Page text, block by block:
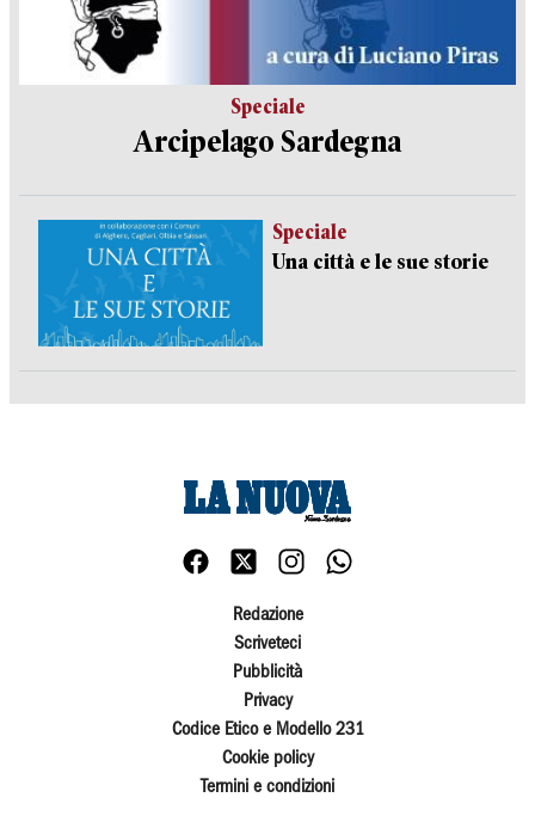
Speciale
Arcipelago Sardegna
Speciale
Una città e le sue storie
Redazione
Scriveteci
Pubblicità
Privacy
Codice Etico e Modello 231
Cookie policy
Termini e condizioni